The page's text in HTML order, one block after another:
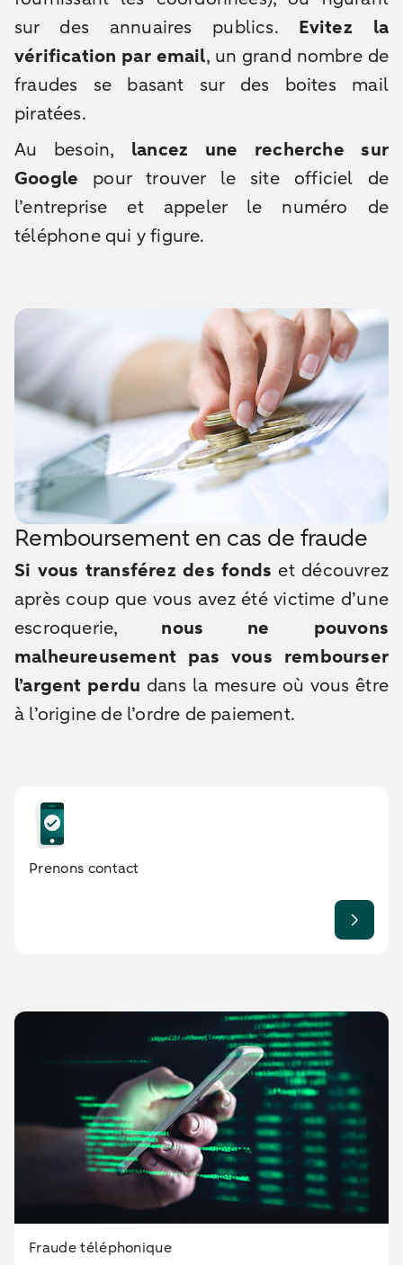
sur des annuaires publics. Evitez la
vérification par email, un grand nombre de
fraudes se basant sur des boites mail
piratées.
Au besoin, lancez une recherche sur
Google pour trouver le site officiel de
l’entreprise et appeler le numéro de
téléphone qui y figure.
Remboursement en cas de fraude
Si vous transférez des fonds et découvrez
après coup que vous avez été victime d’une
escroquerie, nous ne pouvons
malheureusement pas vous rembourser
l’argent perdu dans la mesure où vous être
à l’origine de l’ordre de paiement.
Prenons contact
Fraude téléphonique